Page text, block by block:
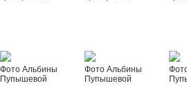
Фото Альбины
Пупышевой
Фото Альбины
Пупышевой